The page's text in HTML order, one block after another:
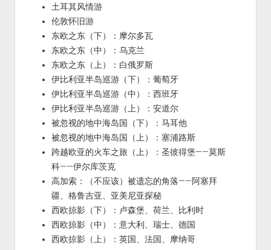
土耳其风情游
伦敦怀旧游
东欧之东（下）：摩尔多瓦
东欧之东（中）：乌克兰
东欧之东（上）：白俄罗斯
伊比利亚半岛巡游（下）：葡萄牙
伊比利亚半岛巡游（中）：西班牙
伊比利亚半岛巡游（上）：安道尔
被忽视的地中海岛国（下）：马耳他
被忽视的地中海岛国（上）：塞浦路斯
跨越欧亚的火车之旅（上）：圣彼得堡——莫斯
科——伊尔库茨克
高加索：（不应该）被遗忘的角落——阿塞拜
疆、格鲁吉亚、亚美尼亚探秘
西欧掠影（下）：卢森堡、荷兰、比利时
西欧掠影（中）：意大利、瑞士、德国
西欧掠影（上）：英国、法国、摩纳哥